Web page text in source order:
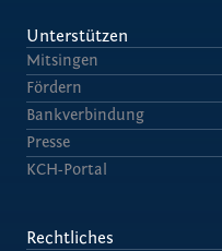
Unterstützen
Mitsingen
Fördern
Bankverbindung
Presse
KCH-Portal
Rechtliches